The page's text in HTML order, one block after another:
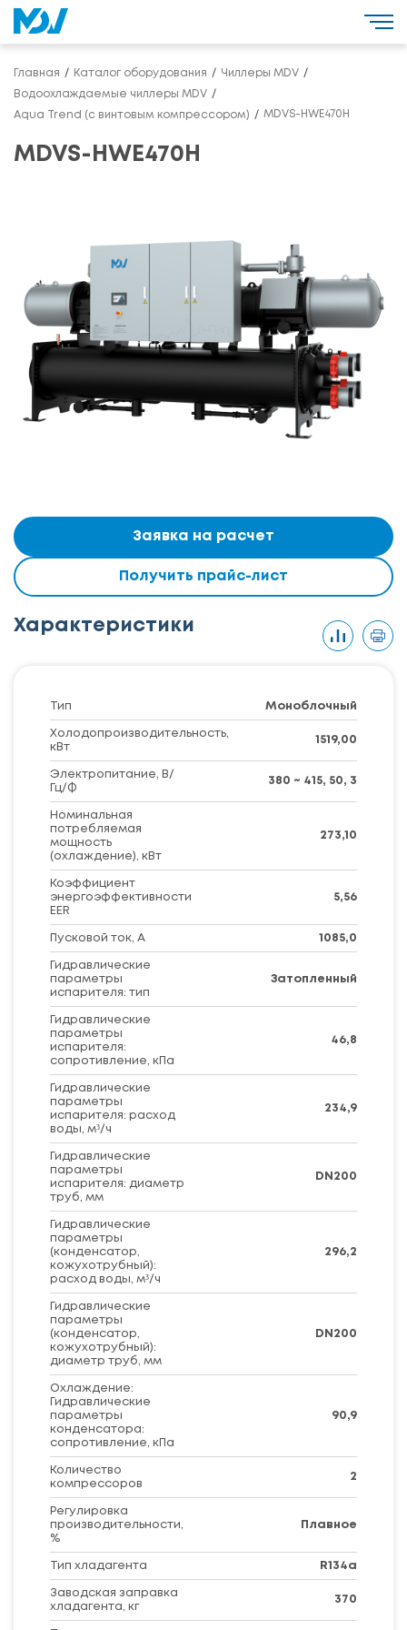
Главная Каталог оборудования Чиллеры MDV
Водоохлаждаемые чиллеры MDV
Aqua Trend (с винтовым компрессором) MDVS-HWE470H
MDVS-HWE470H
Заявка на расчет
Получить прайс-лист
Характеристики
Тип Моноблочный
Холодопроизводительность,
кВт
1519,00
Электропитание, В/
Гц/Ф
380 ~ 415, 50, 3
Номинальная
потребляемая
мощность
(охлаждение), кВт
273,10
Коэффициент
энергоэффективности
EER
5,56
Пусковой ток, А 1085,0
Гидравлические
параметры
испарителя: тип
Затопленный
Гидравлические
параметры
испарителя:
сопротивление, кПа
46,8
Гидравлические
параметры
испарителя: расход
воды, м³/ч
234,9
Гидравлические
параметры
испарителя: диаметр
труб, мм
DN200
Гидравлические
параметры
(конденсатор,
кожухотрубный):
расход воды, м³/ч
296,2
Гидравлические
параметры
(конденсатор,
кожухотрубный):
диаметр труб, мм
DN200
Охлаждение:
Гидравлические
параметры
конденсатора:
сопротивление, кПа
90,9
Количество
компрессоров
2
Регулировка
производительности,
%
Плавное
Тип хладагента R134a
Заводская заправка
хладагента, кг
370